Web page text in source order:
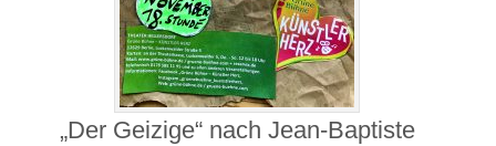
„Der Geizige“ nach Jean-Baptiste